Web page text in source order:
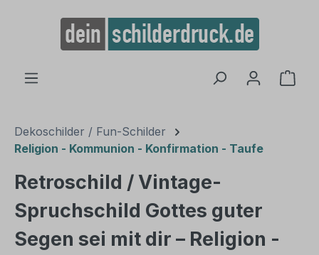
springen
Dekoschilder / Fun-Schilder
Religion - Kommunion - Konfirmation - Taufe
Retroschild / Vintage-
Spruchschild Gottes guter
Segen sei mit dir – Religion -